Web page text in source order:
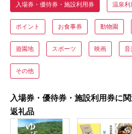
入場券・優待券・施設利用券 温泉利
ポイント お食事券 動物園
遊園地 スポーツ 映画 音
その他
入場券・優待券・施設利用券に
返礼品